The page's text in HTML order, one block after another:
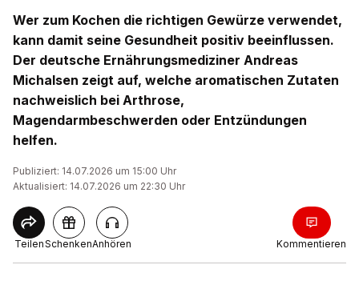
Wer zum Kochen die richtigen Gewürze verwendet,
kann damit seine Gesundheit positiv beeinflussen.
Der deutsche Ernährungsmediziner Andreas
Michalsen zeigt auf, welche aromatischen Zutaten
nachweislich bei Arthrose,
Magendarmbeschwerden oder Entzündungen
helfen.
Publiziert: 14.07.2026 um 15:00 Uhr
Aktualisiert: 14.07.2026 um 22:30 Uhr
TeilenSchenkenAnhören Kommentieren